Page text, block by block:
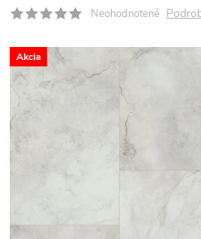
Neohodnotené
Akcia